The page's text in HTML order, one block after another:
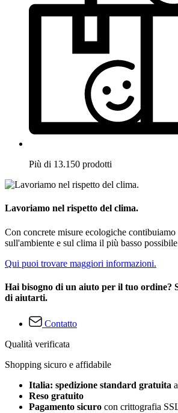
Più di 13.150 prodotti
Lavoriamo nel rispetto del clima.
Con concrete misure ecologiche
sull'ambiente e sul clima il più basso
Qui puoi trovare maggiori informazioni.
Hai bisogno di un aiuto per il tuo ordine?
di aiutarti.
Contatto
Qualità verificata
Shopping sicuro e affidabile
Italia: spedizione standard gratuita
Reso gratuito
Pagamento sicuro con crittografia